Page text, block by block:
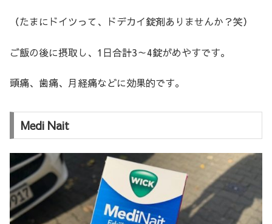
（たまにドイツって、ドデカイ錠剤ありませんか？笑）
ご飯の後に摂取し、1日合計3～4錠がめやすです。
頭痛、歯痛、月経痛などに効果的です。
Medi Nait